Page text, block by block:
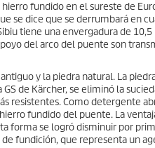
fundido en el sureste de
se dice que se derrumbará en
tiene una envergadura de
del arco del puente son
y la piedra natural. La
de Kärcher, se eliminó la
resistentes. Como detergente
fundido del puente. La
forma se logró disminuir por
fundición, que representa un